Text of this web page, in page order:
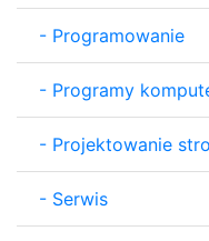
- Programowanie
- Programy
- Projektowanie
- Serwis